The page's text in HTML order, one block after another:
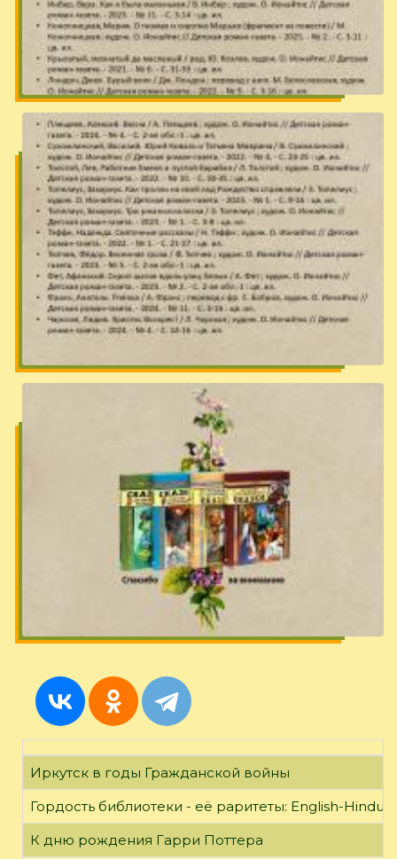
Иркутск в годы Гражданской войны
Гордость библиотеки - её раритеты: English-
К дню рождения Гарри Поттера